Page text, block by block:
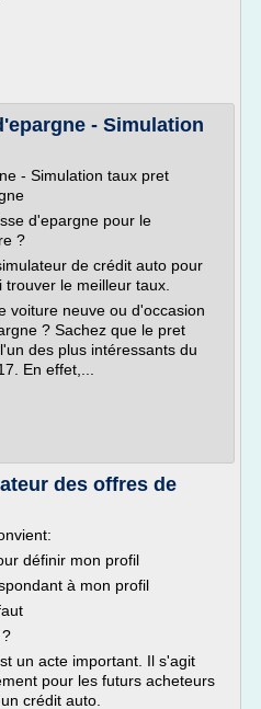
- Simulation
- Simulation taux pret
d'epargne pour le
?
de crédit auto pour
le meilleur taux.
voiture neuve ou d'occasion
? Sachez que le pret
des plus intéressants du
En effet,...
des offres de
définir mon profil
à mon profil
un acte important. Il s'agit
pour les futurs acheteurs
crédit auto.